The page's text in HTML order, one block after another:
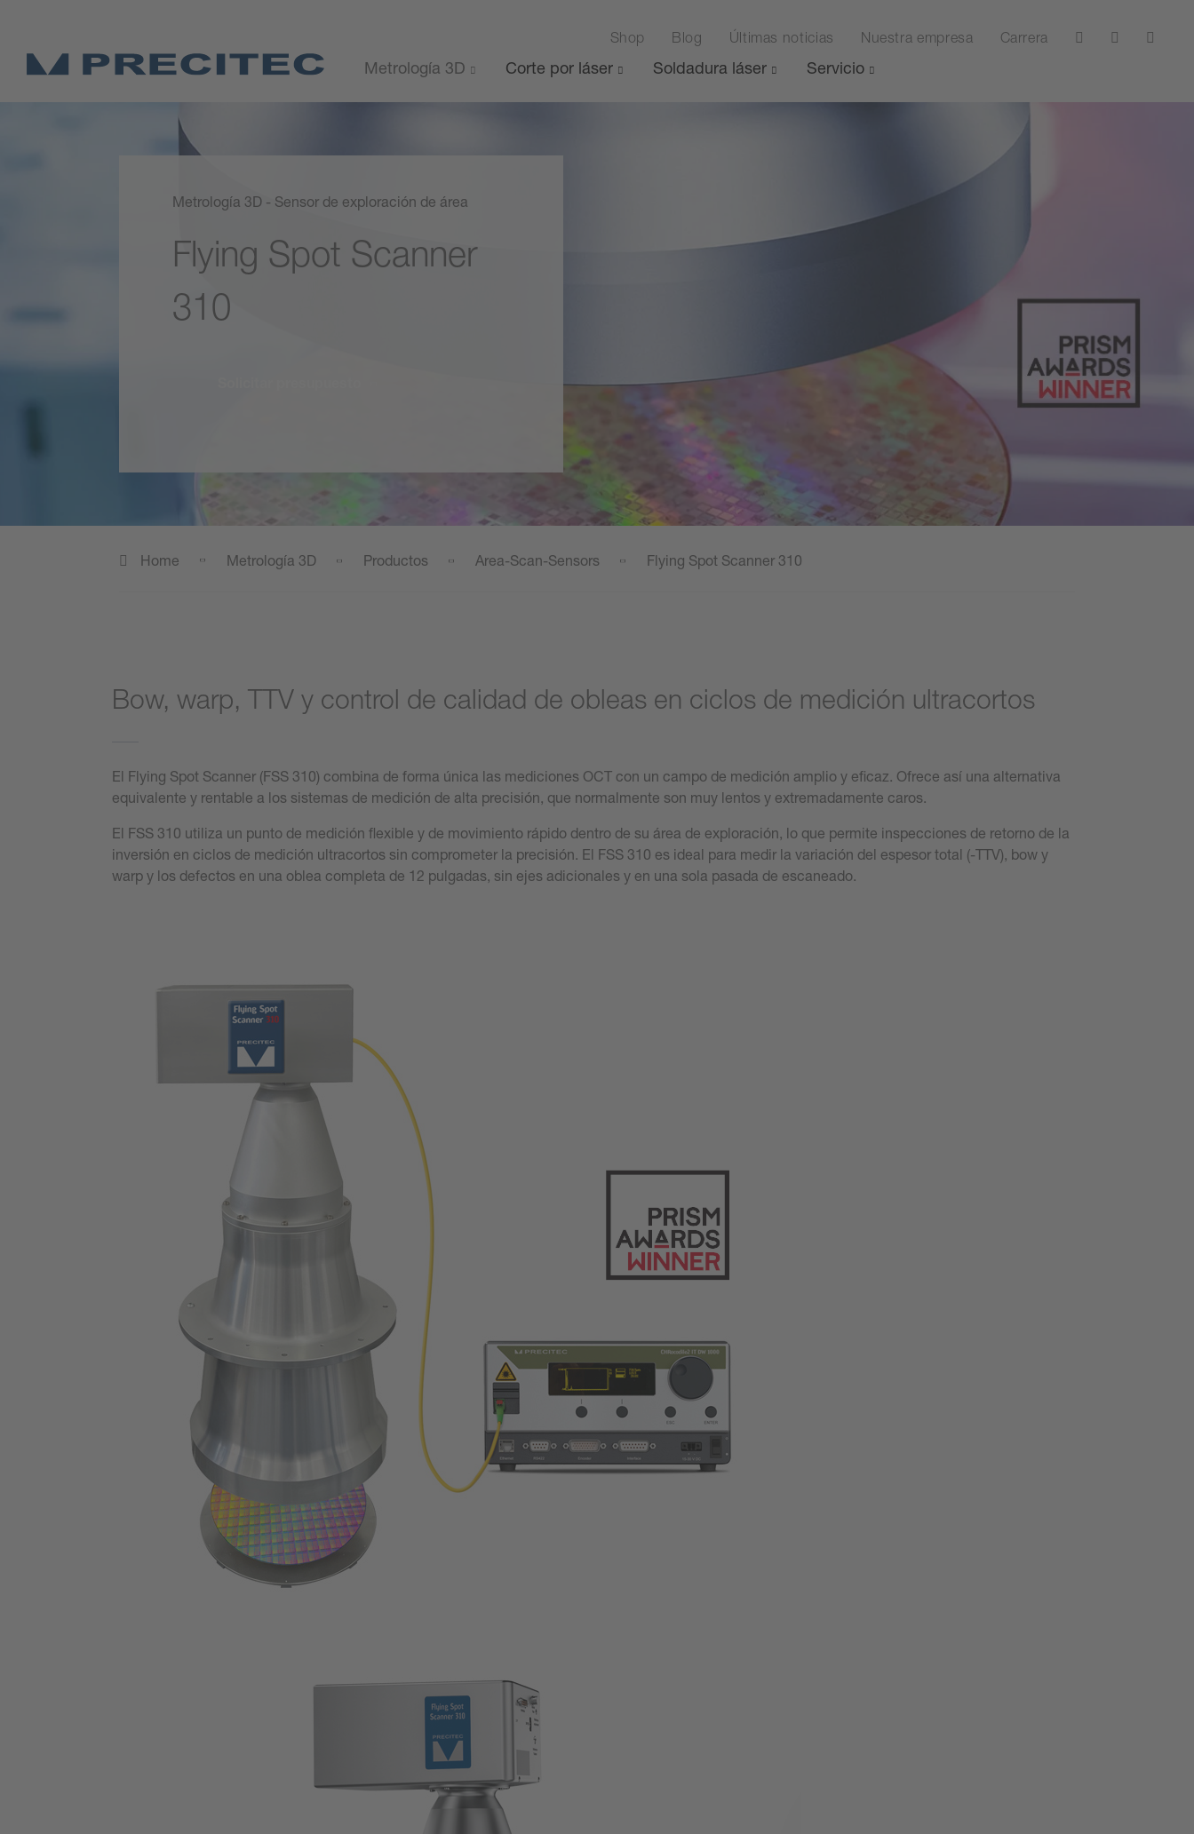
Shop Blog Últimas noticias Nuestra empresa Carrera
Metrología 3D Corte por láser Soldadura láser Servicio
Metrología 3D - Sensor de exploración de área
Flying Spot Scanner
310
Home Metrología 3D Productos Area-Scan-Sensors Flying Spot Scanner 310
Bow, warp, TTV y control de calidad de obleas en ciclos de medición ultracortos
El Flying Spot Scanner (FSS 310) combina de forma única las mediciones OCT con un campo de medición amplio y eficaz. Ofrece así una alternativa
equivalente y rentable a los sistemas de medición de alta precisión, que normalmente son muy lentos y extremadamente caros.
El FSS 310 utiliza un punto de medición flexible y de movimiento rápido dentro de su área de exploración, lo que permite inspecciones de retorno de la
inversión en ciclos de medición ultracortos sin comprometer la precisión. El FSS 310 es ideal para medir la variación del espesor total (-TTV), bow y
warp y los defectos en una oblea completa de 12 pulgadas, sin ejes adicionales y en una sola pasada de escaneado.